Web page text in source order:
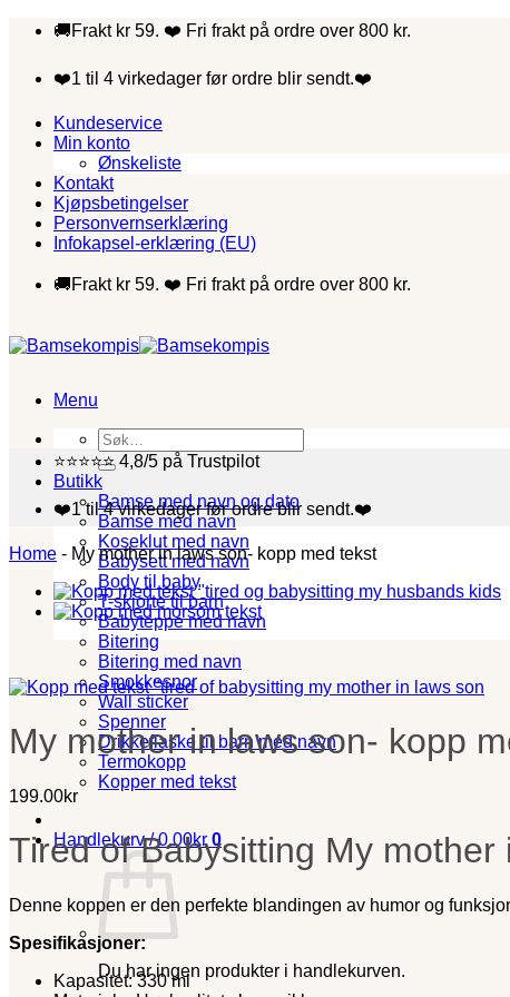
Skip
🚚Frakt kr 59. ❤️ Fri frakt på ordre over 800 kr.
❤️1 til 4 virkedager før ordre blir sendt.❤️
Kundeservice
Min konto
Ønskeliste
Kontakt
Kjøpsbetingelser
Personvernserklæring
Infokapsel-erklæring (EU)
🚚Frakt kr 59. ❤️ Fri frakt på ordre over 800 kr.
Menu
Søk
etter:
Butikk
Bamse med navn og dato
Bamse med navn
Koseklut med navn
Babysett med navn
Body til baby
T-skjorte til barn
Babyteppe med navn
Bitering
Bitering med navn
Smokkesnor
Wall sticker
Spenner
Drikkeflaske til barn med navn
Termokopp
Kopper med tekst
Handlekurv /0.00kr 0
Du har ingen produkter i handlekurven.
⭐⭐⭐⭐⭐ 4,8/5 på Trustpilot
❤️1 til 4 virkedager før ordre blir sendt.❤️
Home - My mother in laws son- kopp med tekst
My mother in laws son- kopp
199.00kr
Tired of Babysitting My
Denne koppen er den perfekte blandingen av humor og
Spesifikasjoner:
Kapasitet: 330 ml